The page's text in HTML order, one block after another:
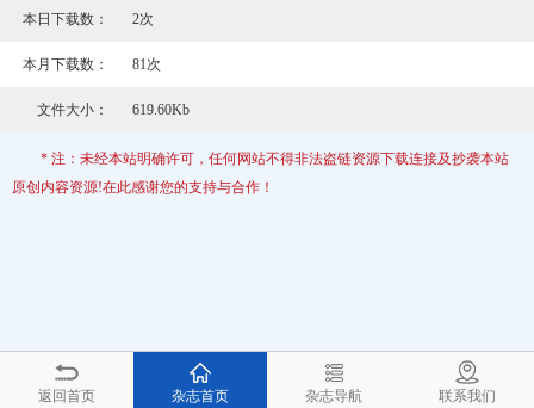
本日下载数： 2次
本月下载数： 81次
文件大小： 619.60Kb
* 注：未经本站明确许可，任何网站不得非法盗链资源下载连接及抄袭本站
原创内容资源!在此感谢您的支持与合作！
返回首页 杂志首页 杂志导航 联系我们